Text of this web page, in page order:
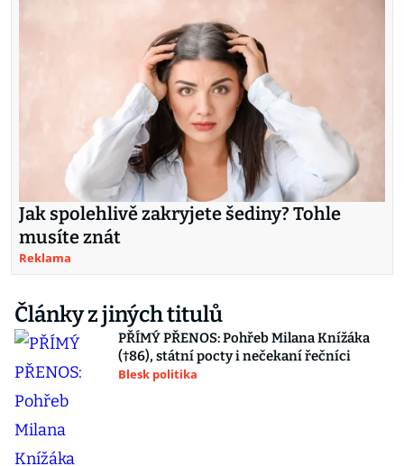
Jak spolehlivě zakryjete šediny? Tohle
musíte znát
Reklama
Články z jiných titulů
PŘÍMÝ PŘENOS: Pohřeb Milana Knížáka
(†86), státní pocty i nečekaní řečníci
Blesk politika